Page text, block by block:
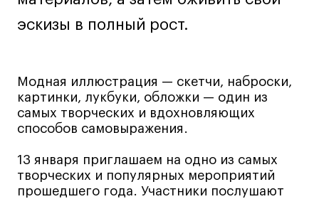
Фотография
Техникум
Графический дизайнер
Цифровой маркетолог
эскизы в полный рост.
Модная иллюстрация — скетчи, наброски,
картинки, лукбуки, обложки — один из
самых творческих и вдохновляющих
способов самовыражения.
13 января приглашаем на одно из самых
творческих и популярных мероприятий
прошедшего года. Участники послушают